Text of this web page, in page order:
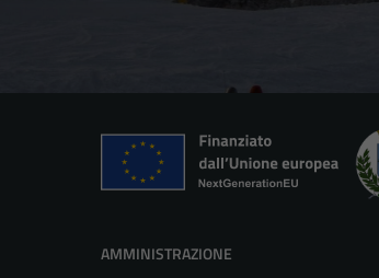
AMMINISTRAZIONE